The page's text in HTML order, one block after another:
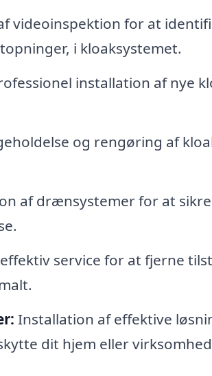
videoinspektion for at
i kloaksystemet.
installation af nye
og rengøring af
af drænsystemer for at
service for at fjerne
Installation af effektive
dit hjem eller